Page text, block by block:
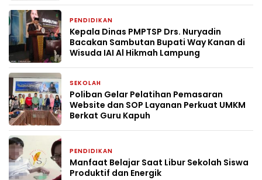
PENDIDIKAN
Kepala Dinas PMPTSP Drs. Nuryadin
Bacakan Sambutan Bupati Way Kanan di
Wisuda IAI Al Hikmah Lampung
SEKOLAH
Poliban Gelar Pelatihan Pemasaran
Website dan SOP Layanan Perkuat UMKM
Berkat Guru Kapuh
PENDIDIKAN
Manfaat Belajar Saat Libur Sekolah Siswa
Produktif dan Energik